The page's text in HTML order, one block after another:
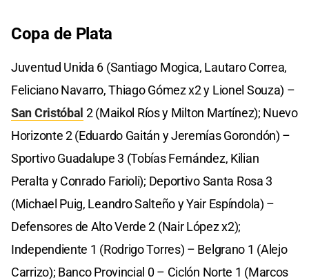
Copa de Plata
Juventud Unida 6 (Santiago Mogica, Lautaro Correa,
Feliciano Navarro, Thiago Gómez x2 y Lionel Souza) –
San Cristóbal 2 (Maikol Ríos y Milton Martínez); Nuevo
Horizonte 2 (Eduardo Gaitán y Jeremías Gorondón) –
Sportivo Guadalupe 3 (Tobías Fernández, Kilian
Peralta y Conrado Farioli); Deportivo Santa Rosa 3
(Michael Puig, Leandro Salteño y Yair Espíndola) –
Defensores de Alto Verde 2 (Nair López x2);
Independiente 1 (Rodrigo Torres) – Belgrano 1 (Alejo
Carrizo); Banco Provincial 0 – Ciclón Norte 1 (Marcos